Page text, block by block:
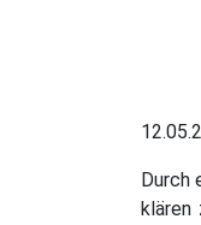
Durch
klären